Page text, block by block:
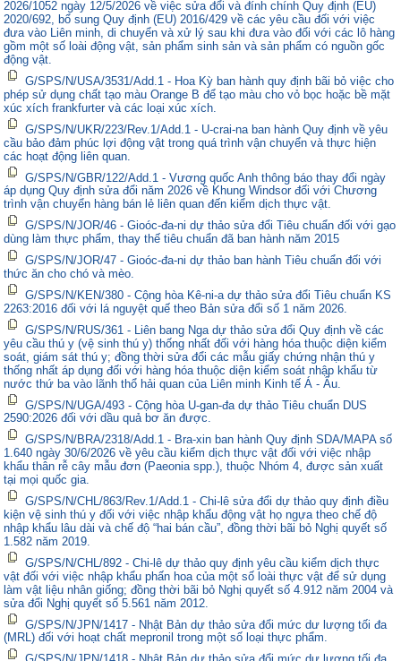
2026/1052 ngày 12/5/2026 về việc sửa đổi và đính chính Quy định (EU)
2020/692, bổ sung Quy định (EU) 2016/429 về các yêu cầu đối với việc
đưa vào Liên minh, di chuyển và xử lý sau khi đưa vào đối với các lô hàng
gồm một số loài động vật, sản phẩm sinh sản và sản phẩm có nguồn gốc
động vật.
G/SPS/N/USA/3531/Add.1 - Hoa Kỳ ban hành quy định bãi bỏ việc cho
phép sử dụng chất tạo màu Orange B để tạo màu cho vỏ bọc hoặc bề mặt
xúc xích frankfurter và các loại xúc xích.
G/SPS/N/UKR/223/Rev.1/Add.1 - U-crai-na ban hành Quy định về yêu
cầu bảo đảm phúc lợi động vật trong quá trình vận chuyển và thực hiện
các hoạt động liên quan.
G/SPS/N/GBR/122/Add.1 - Vương quốc Anh thông báo thay đổi ngày
áp dụng Quy định sửa đổi năm 2026 về Khung Windsor đối với Chương
trình vận chuyển hàng bán lẻ liên quan đến kiểm dịch thực vật.
G/SPS/N/JOR/46 - Gioóc-đa-ni dự thảo sửa đổi Tiêu chuẩn đối với gạo
dùng làm thực phẩm, thay thế tiêu chuẩn đã ban hành năm 2015
G/SPS/N/JOR/47 - Gioóc-đa-ni dự thảo ban hành Tiêu chuẩn đối với
thức ăn cho chó và mèo.
G/SPS/N/KEN/380 - Cộng hòa Kê-ni-a dự thảo sửa đổi Tiêu chuẩn KS
2263:2016 đối với lá nguyệt quế theo Bản sửa đổi số 1 năm 2026.
G/SPS/N/RUS/361 - Liên bang Nga dự thảo sửa đổi Quy định về các
yêu cầu thú y (vệ sinh thú y) thống nhất đối với hàng hóa thuộc diện kiểm
soát, giám sát thú y; đồng thời sửa đổi các mẫu giấy chứng nhận thú y
thống nhất áp dụng đối với hàng hóa thuộc diện kiểm soát nhập khẩu từ
nước thứ ba vào lãnh thổ hải quan của Liên minh Kinh tế Á - Âu.
G/SPS/N/UGA/493 - Cộng hòa U-gan-đa dự thảo Tiêu chuẩn DUS
2590:2026 đối với dầu quả bơ ăn được.
G/SPS/N/BRA/2318/Add.1 - Bra-xin ban hành Quy định SDA/MAPA số
1.640 ngày 30/6/2026 về yêu cầu kiểm dịch thực vật đối với việc nhập
khẩu thân rễ cây mẫu đơn (Paeonia spp.), thuộc Nhóm 4, được sản xuất
tại mọi quốc gia.
G/SPS/N/CHL/863/Rev.1/Add.1 - Chi-lê sửa đổi dự thảo quy định điều
kiện vệ sinh thú y đối với việc nhập khẩu động vật họ ngựa theo chế độ
nhập khẩu lâu dài và chế độ “hai bán cầu”, đồng thời bãi bỏ Nghị quyết số
1.582 năm 2019.
G/SPS/N/CHL/892 - Chi-lê dự thảo quy định yêu cầu kiểm dịch thực
vật đối với việc nhập khẩu phấn hoa của một số loài thực vật để sử dụng
làm vật liệu nhân giống; đồng thời bãi bỏ Nghị quyết số 4.912 năm 2004 và
sửa đổi Nghị quyết số 5.561 năm 2012.
G/SPS/N/JPN/1417 - Nhật Bản dự thảo sửa đổi mức dư lượng tối đa
(MRL) đối với hoạt chất mepronil trong một số loại thực phẩm.